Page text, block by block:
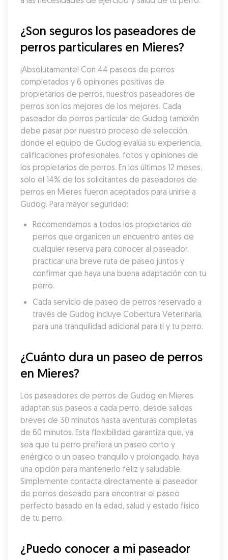
¿Son seguros los paseadores de
perros particulares en Mieres?
¡Absolutamente! Con 44 paseos de perros
completados y 6 opiniones positivas de
propietarios de perros, nuestros paseadores de
perros son los mejores de los mejores. Cada
paseador de perros particular de Gudog también
debe pasar por nuestro proceso de selección,
donde el equipo de Gudog evalúa su experiencia,
calificaciones profesionales, fotos y opiniones de
los propietarios de perros. En los últimos 12 meses,
solo el 14% de los solicitantes de paseadores de
perros en Mieres fueron aceptados para unirse a
Gudog. Para mayor seguridad:
Recomendamos a todos los propietarios de
perros que organicen un encuentro antes de
cualquier reserva para conocer al paseador,
practicar una breve ruta de paseo juntos y
confirmar que haya una buena adaptación con tu
perro.
Cada servicio de paseo de perros reservado a
través de Gudog incluye Cobertura Veterinaria,
para una tranquilidad adicional para ti y tu perro.
¿Cuánto dura un paseo de perros
en Mieres?
Los paseadores de perros de Gudog en Mieres
adaptan sus paseos a cada perro, desde salidas
breves de 30 minutos hasta aventuras completas
de 60 minutos. Esta flexibilidad garantiza que, ya
sea que tu perro prefiera un paseo corto y
enérgico o un paseo tranquilo y prolongado, haya
una opción para mantenerlo feliz y saludable.
Simplemente contacta directamente al paseador
de perros deseado para encontrar el paseo
perfecto basado en la edad, salud y estado físico
de tu perro.
¿Puedo conocer a mi paseador